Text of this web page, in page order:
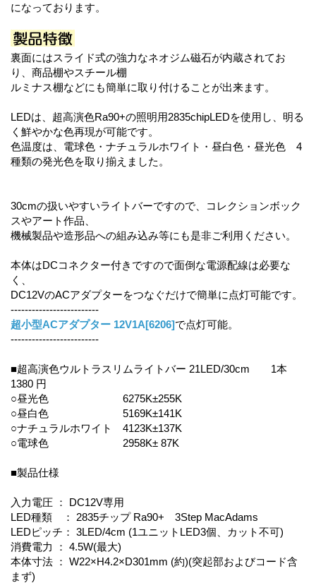
になっております。
裏面にはスライド式の強力なネオジム磁石が内蔵されてお
り、商品棚やスチール棚
ルミナス棚などにも簡単に取り付けることが出来ます。
LEDは、超高演色Ra90+の照明用2835chipLEDを使用し、明る
く鮮やかな色再現が可能です。
色温度は、電球色・ナチュラルホワイト・昼白色・昼光色 4
種類の発光色を取り揃えました。
30cmの扱いやすいライトバーですので、コレクションボック
スやアート作品、
機械製品や造形品への組み込み等にも是非ご利用ください。
本体はDCコネクター付きですので面倒な電源配線は必要な
く、
DC12VのACアダプターをつなぐだけで簡単に点灯可能です。
-------------------------
超小型ACアダプター 12V1A[6206]で点灯可能。
-------------------------
■超高演色ウルトラスリムライトバー 21LED/30cm 1本
1380 円
○昼光色 6275K±255K
○昼白色 5169K±141K
○ナチュラルホワイト 4123K±137K
○電球色 2958K± 87K
■製品仕様
入力電圧 ： DC12V専用
LED種類 ： 2835チップ Ra90+ 3Step MacAdams
LEDピッチ： 3LED/4cm (1ユニットLED3個、カット不可)
消費電力 ： 4.5W(最大)
本体寸法 ： W22×H4.2×D301mm (約)(突起部およびコード含
まず)